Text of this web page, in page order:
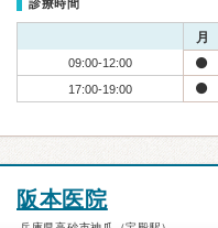
診療時間
月
09:00-12:00
17:00-19:00
阪本医院